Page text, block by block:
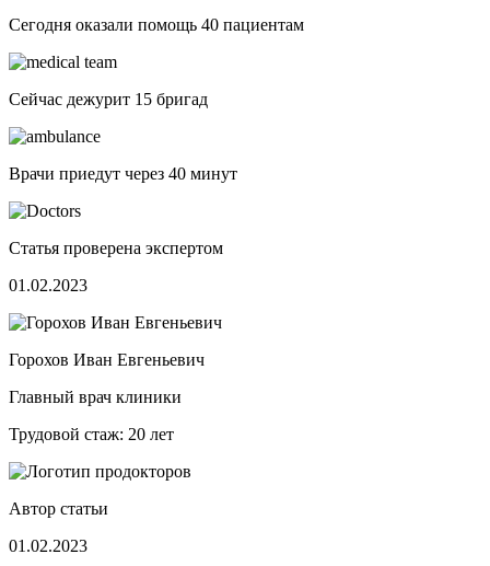
Сегодня оказали помощь 40 пациентам
Сейчас дежурит 15 бригад
Врачи приедут через 40 минут
Статья проверена экспертом
01.02.2023
Горохов Иван Евгеньевич
Главный врач клиники
Трудовой стаж: 20 лет
Автор статьи
01.02.2023